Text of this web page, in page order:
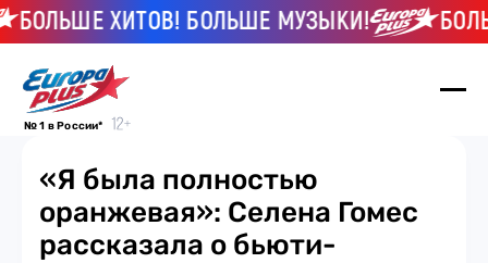
ХИТОВ! БОЛЬШЕ МУЗЫКИ!
№ 1 в России*
«Я была полностью
оранжевая»: Селена Гомес
рассказала о бьюти-